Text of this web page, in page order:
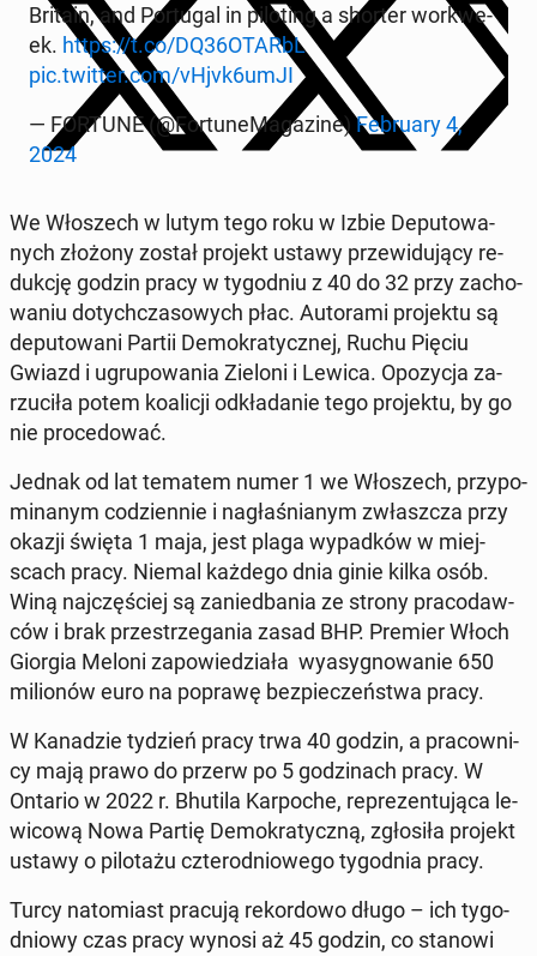
Britain, and Por­tu­gal in pi­lo­ting a shorter wor­kwe­
ek. https://t.co/DQ36OTARbL
pic.twitter.com/vHjvk6umJI
— FORTUNE (@For­tu­ne­Ma­ga­zi­ne)Fe­bru­ary 4,
2024
We Wło­szech w lutym tego roku w Izbie De­pu­to­wa­
nych złożony został projekt ustawy prze­wi­du­ją­cy re­
duk­cję godzin pracy w ty­go­dniu z 40 do 32 przy za­cho­
wa­niu do­tych­cza­so­wych płac. Au­to­ra­mi pro­jek­tu są
de­pu­to­wa­ni Partii De­mo­kra­tycz­nej, Ruchu Pięciu
Gwiazd i ugru­po­wa­nia Zieloni i Lewica. Opo­zy­cja za­
rzu­ci­ła potem ko­ali­cji od­kła­da­nie tego pro­jek­tu, by go
nie pro­ce­do­wać.
Jednak od lat tematem numer 1 we Wło­szech, przy­po­
mi­na­nym co­dzien­nie i na­gła­śnia­nym zwłasz­cza przy
okazji święta 1 maja, jest plaga wy­pad­ków w miej­
scach pracy. Niemal każdego dnia ginie kilka osób.
Winą naj­czę­ściej są za­nie­dba­nia ze strony pra­co­daw­
ców i brak prze­strze­ga­nia zasad BHP. Premier Włoch
Giorgia Meloni za­po­wie­dzia­ła wy­asy­gno­wa­nie 650
mi­lio­nów euro na poprawę bez­pie­czeń­stwa pracy.
W Ka­na­dzie tydzień pracy trwa 40 godzin, a pra­cow­ni­
cy mają prawo do przerw po 5 go­dzi­nach pracy. W
Ontario w 2022 r. Bhutila Kar­po­che, re­pre­zen­tu­ją­ca le­
wi­co­wą Nowa Partię De­mo­kra­tycz­ną, zgło­si­ła projekt
ustawy o pi­lo­ta­żu czte­ro­dnio­we­go ty­go­dnia pracy.
Turcy na­to­miast pracują re­kor­do­wo długo – ich ty­go­
dnio­wy czas pracy wynosi aż 45 godzin, co stanowi